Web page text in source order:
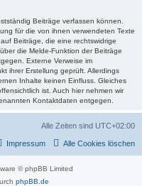
Beiträge verfassen können.
für die von ihnen verwendeten Texte
Beiträge, die eine rechtswidrige
die Melde-Funktion der Beiträge
Externe Verweise im
ihrer Erstellung geprüft. Allerdings
Inhalte keinen Einfluss. Gleiches
ist. Auch hier nehmen wir
Kontaktdaten entgegen.
Alle Zeiten sind UTC+02:00
Alle Cookies löschen
Impressum
© phpBB Limited
phpBB.de